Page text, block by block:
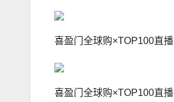
喜盈门全球购×TOP100直播
喜盈门全球购×TOP100直播